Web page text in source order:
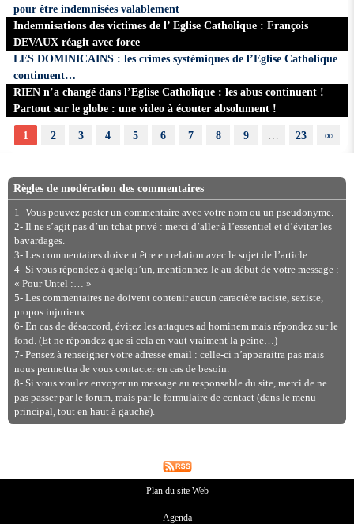
pour être indemnisées valablement
Indemnisations des victimes de l’ Eglise Catholique : François
DEVAUX réagit avec force
LES DOMINICAINS : les crimes systémiques de l’Eglise Catholique
continuent…
RIEN n’a changé dans l’Eglise Catholique : les abus continuent !
Partout sur le globe : une video à écouter absolument !
1 2 3 4 5 6 7 8 9 … 23 ∞
Règles de modération des commentaires
1- Vous pouvez poster un commentaire avec votre nom ou un pseudonyme.
2- Il ne s’agit pas d’un tchat privé : merci d’aller à l’essentiel et d’éviter les
bavardages.
3- Les commentaires doivent être en relation avec le sujet de l’article.
4- Si vous répondez à quelqu’un, mentionnez-le au début de votre message :
« Pour Untel :… »
5- Les commentaires ne doivent contenir aucun caractère raciste, sexiste,
propos injurieux…
6- En cas de désaccord, évitez les attaques ad hominem mais répondez sur le
fond. (Et ne répondez que si cela en vaut vraiment la peine…)
7- Pensez à renseigner votre adresse email : celle-ci n’apparaitra pas mais
nous permettra de vous contacter en cas de besoin.
8- Si vous voulez envoyer un message au responsable du site, merci de ne
pas passer par le forum, mais par le formulaire de contact (dans le menu
principal, tout en haut à gauche).
Plan du site Web
Agenda